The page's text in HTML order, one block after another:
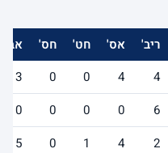
ריב' אס' חט' חס'
אב'
4
4
0
0
3
6
0
0
0
0
2
4
1
0
5